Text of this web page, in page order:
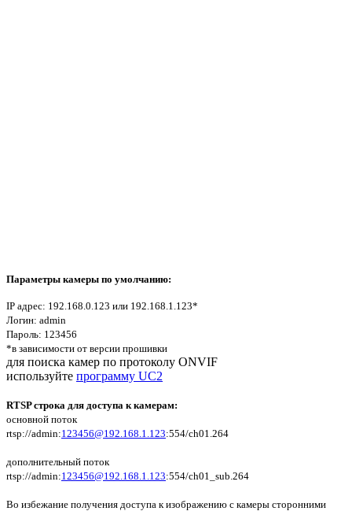
Параметры камеры по умолчанию:
IP адрес: 192.168.0.123 или 192.168.1.123*
Логин: admin
Пароль: 123456
*в зависимости от версии прошивки
для поиска камер по протоколу ONVIF
используйте программу UC2
RTSP строка для доступа к камерам:
основной поток
rtsp://admin:123456@192.168.1.123:554/ch01.264
дополнительный поток
rtsp://admin:123456@192.168.1.123:554/ch01_sub.264
Во избежание получения доступа к изображению с камеры сторонними